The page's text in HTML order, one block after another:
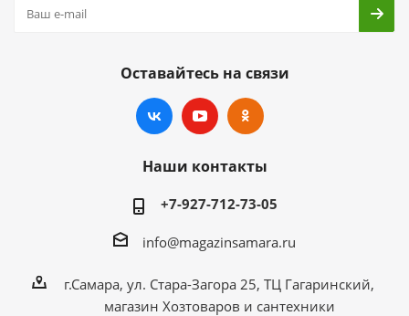
Оставайтесь на связи
Наши контакты
+7-927-712-73-05
info@magazinsamara.ru
г.Самара, ул. Стара-Загора 25, ТЦ Гагаринский,
магазин Хозтоваров и сантехники